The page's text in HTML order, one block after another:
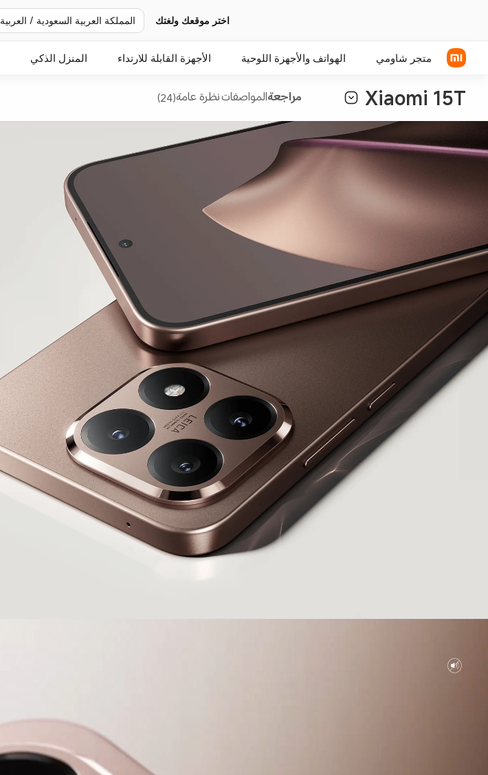
اختر موقعك ولغتك المملكة العربية السعودية / العربية
متجر شاومي الهواتف والأجهزة اللوحية
سلسلة Xiaomi
الهواتف POCO
الأجهزة القابلة للارتداء
سماعات رأس فوق الأذن
المنزل الذكي
Xiaomi 15T مراجعةالمواصفاتنظرة عامة(24)